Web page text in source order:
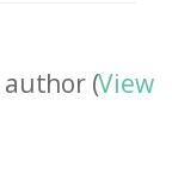
(View